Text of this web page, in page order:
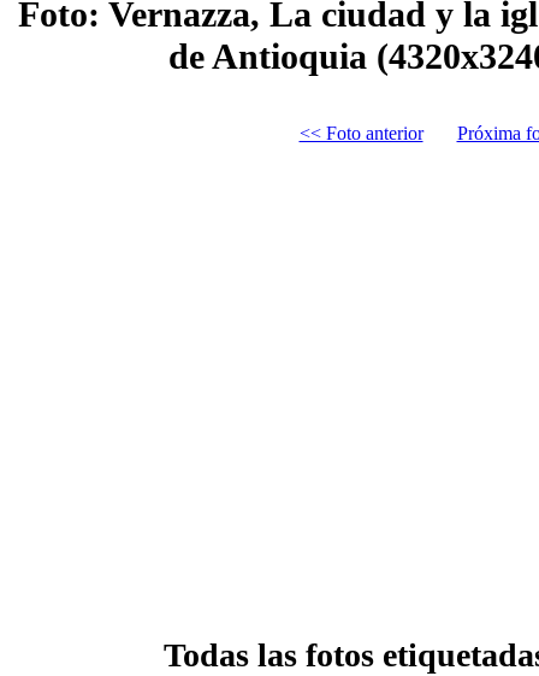
Foto: Vernazza, La ciudad y la
de Antioquia
<< Foto anterior Próxima
Todas las fotos